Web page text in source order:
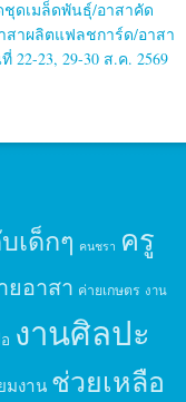
ดเมล็ดพันธุ์/อาสาคัด
สาผลิตแฟลชการ์ด/อาสา
23, 29-30 ส.ค. 2569
เด็กๆ คนชรา ครู
ยอาสา ค่ายเกษตร งาน
งานศิลปะ
มงาน ช่วยเหลือ